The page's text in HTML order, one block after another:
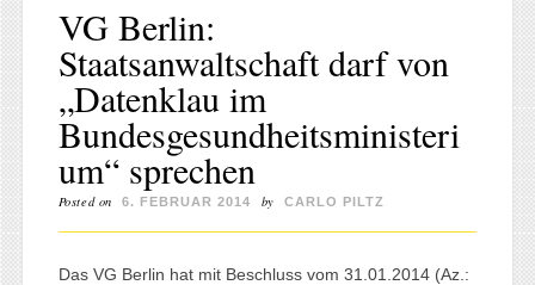
VG Berlin:
Staatsanwaltschaft darf von
„Datenklau im
Bundesgesundheitsministeri
um“ sprechen
Posted on 6. FEBRUAR 2014 by CARLO PILTZ
Das VG Berlin hat mit Beschluss vom 31.01.2014 (Az.: